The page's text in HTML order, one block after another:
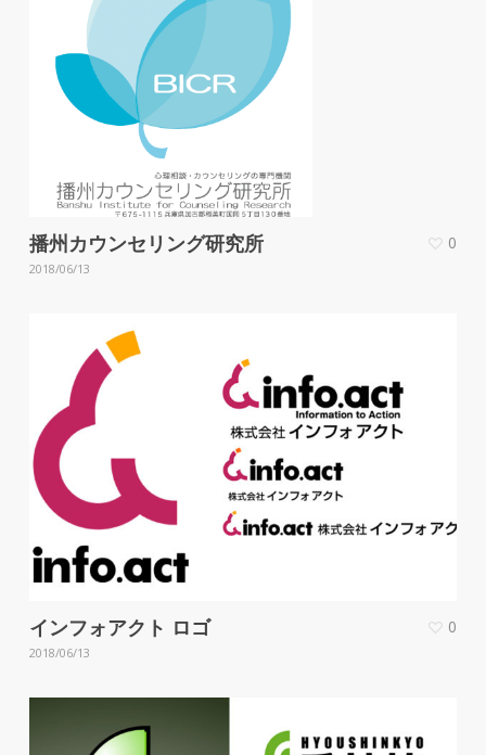
播州カウンセリング研究所
2018/06/13
0
インフォアクト ロゴ
2018/06/13
0